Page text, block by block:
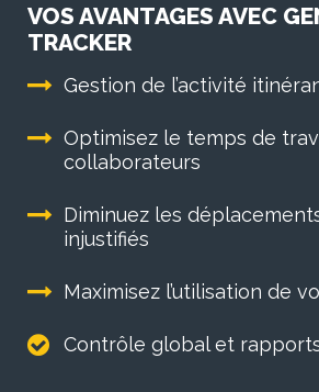
VOS AVANTAGES AVEC
TRACKER
Gestion de l’activité
Optimisez le temps de
collaborateurs
Diminuez les
injustifiés
Maximisez l’utilisation de
Contrôle global et